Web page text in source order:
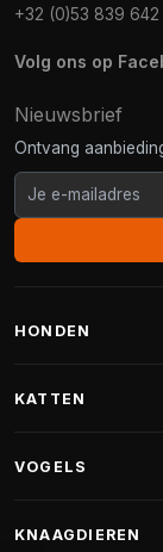
+32 (0)53 839 642
Volg ons op
Nieuwsbrief
Ontvang
HONDEN
Fantail
KATTEN
Krabpalen voor
VOGELS
KNAAGDIEREN